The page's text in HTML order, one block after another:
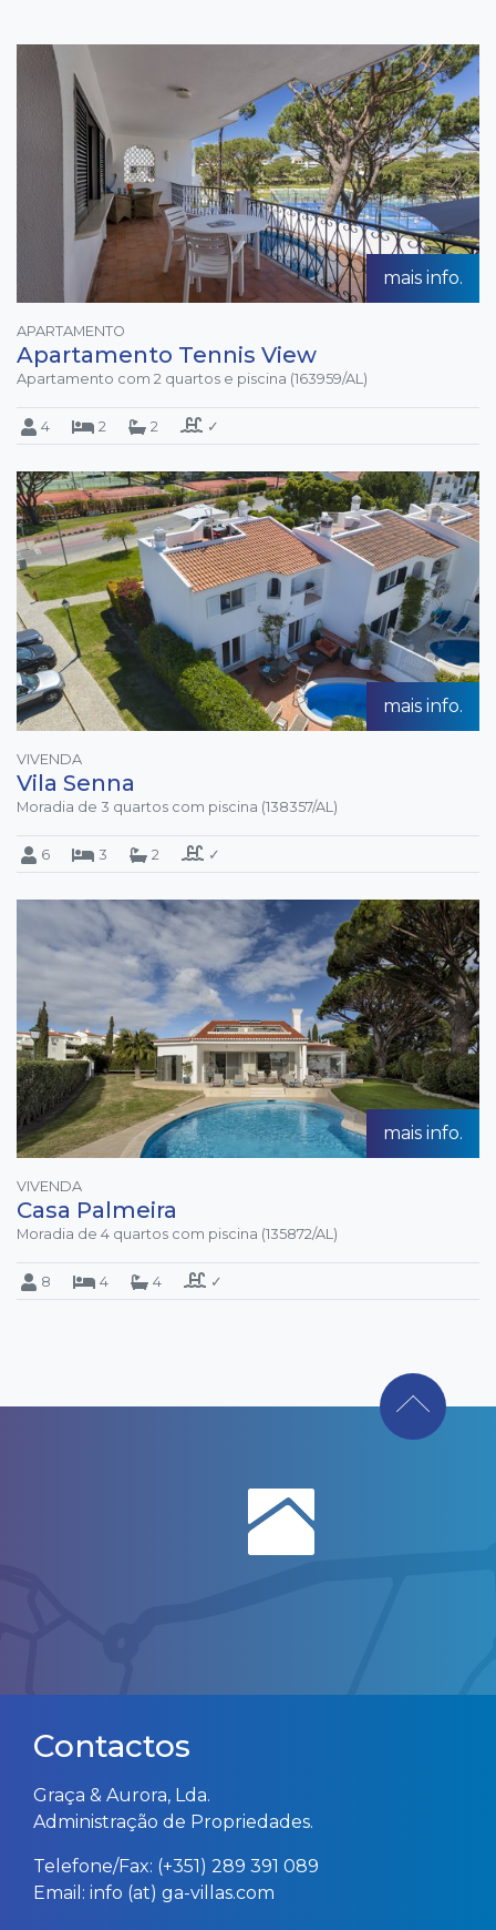
mais info.
APARTAMENTO
Apartamento Tennis View
Apartamento com 2 quartos e piscina (163959/AL)
4 2 2 ✓
mais info.
VIVENDA
Vila Senna
Moradia de 3 quartos com piscina (138357/AL)
6 3 2 ✓
mais info.
VIVENDA
Casa Palmeira
Moradia de 4 quartos com piscina (135872/AL)
8 4 4 ✓
Contactos
Graça & Aurora, Lda.
Administração de Propriedades.
Telefone/Fax: (+351) 289 391 089
Email: info (at) ga-villas.com